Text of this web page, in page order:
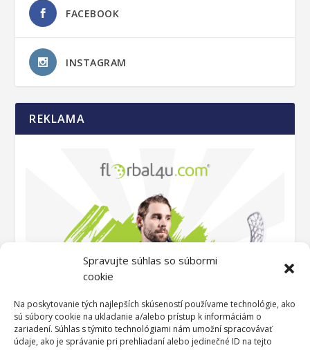
Spravujte súhlas so súbormi
cookie
Na poskytovanie tých najlepších skúseností používame technológie, ako
sú súbory cookie na ukladanie a/alebo prístup k informáciám o
zariadení. Súhlas s týmito technológiami nám umožní spracovávať
údaje, ako je správanie pri prehliadaní alebo jedinečné ID na tejto
FACEBOOK
INSTAGRAM
REKLAMA